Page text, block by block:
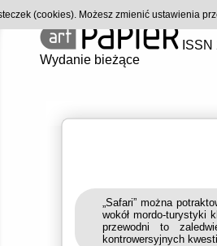
Wydanie bieżące
„Safari” można
wokół mordo-turystyki
przewodni to
kontrowersyjnych
(cookies). Możesz zmienić ustawienia